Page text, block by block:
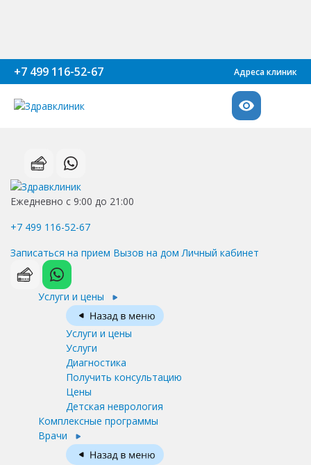
+7 499 116-52-67 Адреса клиник
Ежедневно с 9:00 до 21:00
+7 499 116-52-67
Записаться на прием Вызов на дом Личный кабинет
Услуги и цены
Услуги и цены
Услуги
Диагностика
Получить консультацию
Цены
Детская неврология
Комплексные программы
Врачи